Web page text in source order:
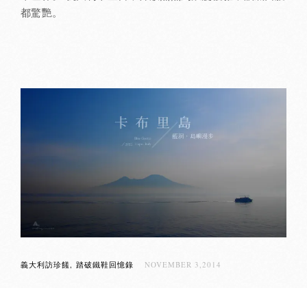
都驚艷。
義大利訪珍饈 踏破鐵鞋回憶錄 NOVEMBER 3,2014